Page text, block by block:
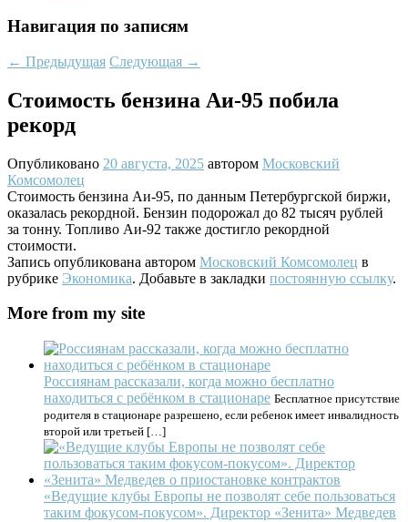
Навигация по записям
← Предыдущая Следующая →
Стоимость бензина Аи-95 побила
рекорд
Опубликовано 20 августа, 2025 автором Московский
Комсомолец
Стоимость бензина Аи-95, по данным Петербургской биржи,
оказалась рекордной. Бензин подорожал до 82 тысяч рублей
за тонну. Топливо Аи-92 также достигло рекордной
стоимости.
Запись опубликована автором Московский Комсомолец в
рубрике Экономика. Добавьте в закладки постоянную ссылку.
More from my site
Россиянам рассказали, когда можно бесплатно
находиться с ребёнком в стационаре Бесплатное присутствие
родителя в стационаре разрешено, если ребенок имеет инвалидность
второй или третьей […]
«Ведущие клубы Европы не позволят себе пользоваться
таким фокусом-покусом». Директор «Зенита» Медведев